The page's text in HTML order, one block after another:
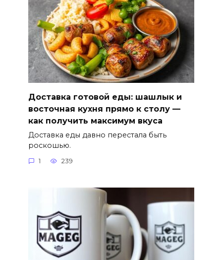
Доставка готовой еды: шашлык и
восточная кухня прямо к столу —
как получить максимум вкуса
Доставка еды давно перестала быть
роскошью.
1 239